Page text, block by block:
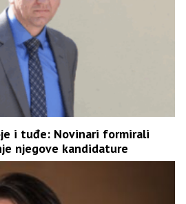
i tuđe: Novinari formirali
njegove kandidature